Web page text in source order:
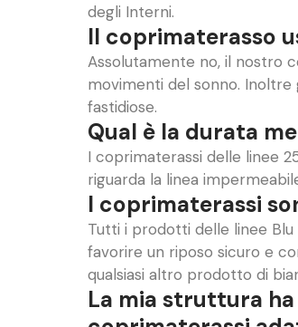
degli Interni.
Il coprimaterasso
Assolutamente no, il nostro
movimenti del sonno.
fastidiose.
Qual è la durata
I coprimaterassi delle linee
riguarda la linea
I coprimaterassi
Tutti i prodotti delle linee
favorire un riposo sicuro e
qualsiasi altro prodotto di
La mia struttura